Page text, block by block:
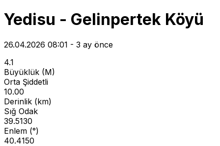
Yedisu - Gelinpertek Köyü
26.04.2026 08:01 - 3 ay önce
4.1
Büyüklük (M)
Orta Şiddetli
10.00
Derinlik (km)
Sığ Odak
39.5130
Enlem (°)
40.4150